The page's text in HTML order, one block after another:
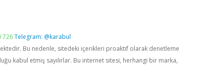
726Telegram: @karabul
Bu nedenle, sitedeki içerikleri proaktif olarak denetleme
kabul etmiş sayılırlar. Bu internet sitesi, herhangi bir marka,